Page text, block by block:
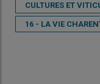
CULTURES ET
16 - LA VIE